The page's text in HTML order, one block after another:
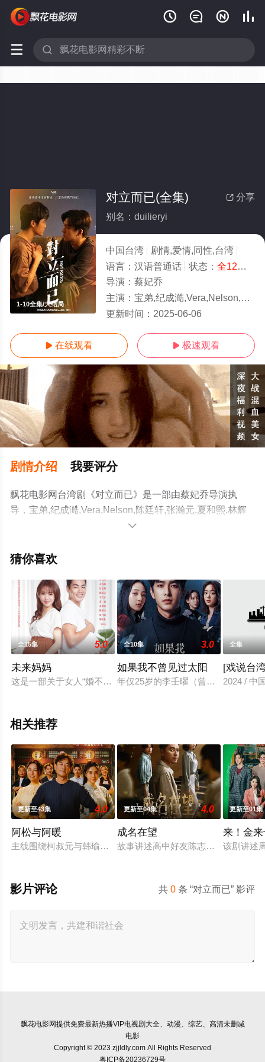
   
 
1-10全集/大结局
 分享
对立而已(全集)
别名：duilieryi
中国台湾 剧情,爱情,同性,台湾
语言： 汉语普通话 状态： 全12集
导演： 蔡妃乔
主演： 宝弟,纪成澔,Vera,Nelson,陈廷轩,张瀚元,夏和熙,林辉瑝,幸卓辉,Matthew,Han,张楷奕,谷紀潁,Chiying,Ku,邵奕玫,Mi
更新时间： 2025-06-06
 在线观看  极速观看
剧情介绍 我要评分
飘花电影网台湾剧《对立而已》是一部由蔡妃乔导演执
导，宝弟,纪成澔,Vera,Nelson,陈廷轩,张瀚元,夏和熙,林辉
瑝,幸卓辉,Matthew,Han,张楷奕,谷紀潁,Chiying,Ku,邵奕
剧情已揭晓（1-10全集），手机免费观看高清无删减完整
电视剧、电视猫或剧情网等平台了解。

猜你喜欢
全15集 5.0
未来妈妈
这是一部关于女人“婚不婚、生不生”议题 女人的未来，一定是
全10集 3.0
如果我不曾见过太阳
年仅25岁的李壬曜（曾敬骅 饰）自
全集
[戏说台
2024 / 中
相关推荐
更新至43集 4.0
阿松与阿暖
主线围绕柯叔元与韩瑜饰演的"离婚夫妻"阿松、阿芬展开，两人
更新至04集 4.0
成名在望
故事讲述高中好友陈志伟（李国毅
更新至01集
来！金
该剧讲述
共0 条 “对立而已” 影评
影片评论
飘花电影网提供免费最新热播VIP电视剧大全、动漫、综艺、高清未删减
电影
Copyright © 2023 zjjldly.com All Rights Reserved
粤ICP备20236729号